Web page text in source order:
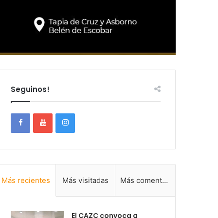
Seguinos!
Más recientes Más visitadas Más comentadas
El CAZC convoca a